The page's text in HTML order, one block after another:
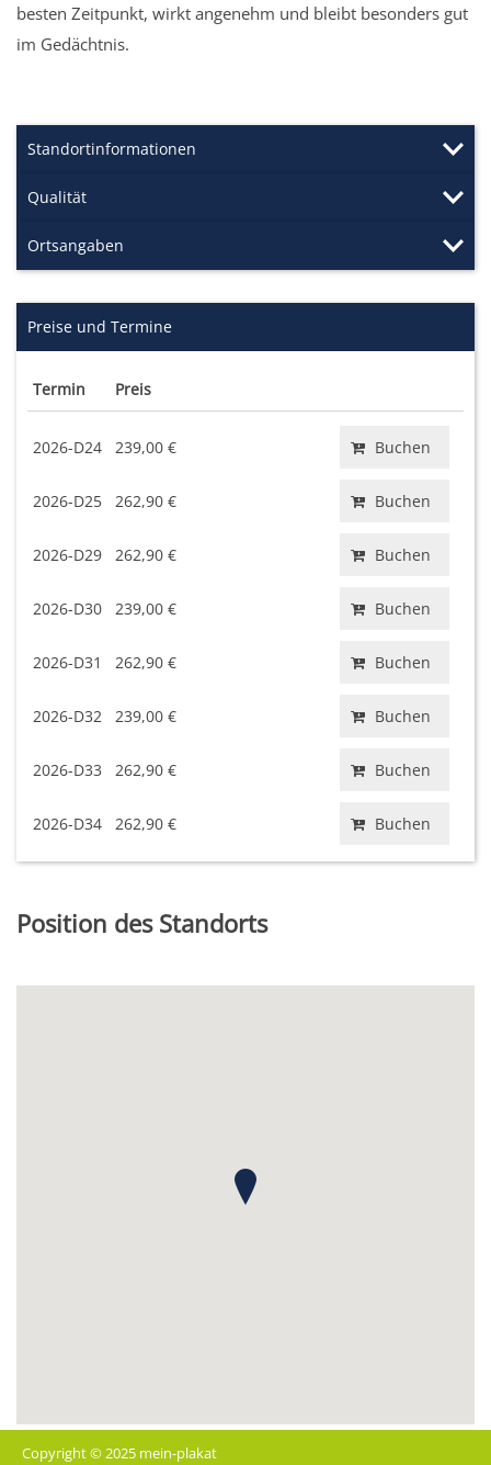
besten Zeitpunkt, wirkt angenehm und bleibt besonders gut
im Gedächtnis.
Standortinformationen
Qualität
Ortsangaben
Preise und Termine
Termin Preis
2026-D24 239,00 € Buchen
2026-D25 262,90 € Buchen
2026-D29 262,90 € Buchen
2026-D30 239,00 € Buchen
2026-D31 262,90 € Buchen
2026-D32 239,00 € Buchen
2026-D33 262,90 € Buchen
2026-D34 262,90 € Buchen
Position des Standorts
Copyright © 2025 mein-plakat